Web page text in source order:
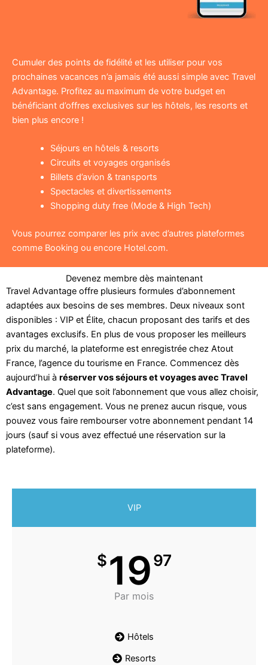
Cumuler des points de fidélité et les utiliser pour vos
prochaines vacances n’a jamais été aussi simple avec Travel
Advantage. Profitez au maximum de votre budget en
bénéficiant d’offres exclusives sur les hôtels, les resorts et
bien plus encore !
Séjours en hôtels & resorts
Circuits et voyages organisés
Billets d’avion & transports
Spectacles et divertissements
Shopping duty free (Mode & High Tech)
Vous pourrez comparer les prix avec d’autres plateformes
comme Booking ou encore Hotel.com.
Devenez membre dès maintenant
Travel Advantage offre plusieurs formules d’abonnement
adaptées aux besoins de ses membres. Deux niveaux sont
disponibles : VIP et Élite, chacun proposant des tarifs et des
avantages exclusifs. En plus de vous proposer les meilleurs
prix du marché, la plateforme est enregistrée chez Atout
France, l’agence du tourisme en France. Commencez dès
aujourd’hui à réserver vos séjours et voyages avec Travel
Advantage. Quel que soit l’abonnement que vous allez choisir,
c’est sans engagement. Vous ne prenez aucun risque, vous
pouvez vous faire rembourser votre abonnement pendant 14
jours (sauf si vous avez effectué une réservation sur la
plateforme).
VIP
$1997
Par mois
Hôtels
Resorts